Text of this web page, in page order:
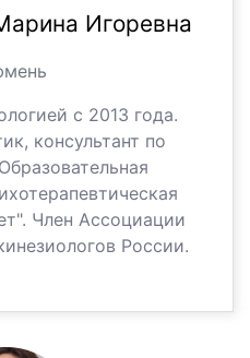
Игоревна
с 2013 года.
консультант по
Член Ассоциации
России.